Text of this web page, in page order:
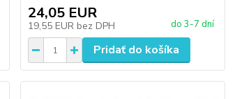
24,05 EUR
19,55 EUR bez DPH do 3-7 dní
Pridať do košíka